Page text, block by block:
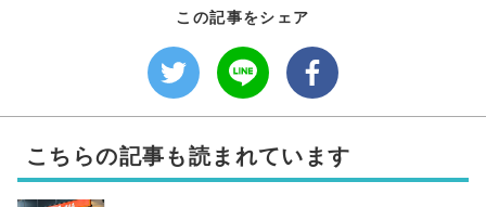
この記事をシェア
こちらの記事も読まれています